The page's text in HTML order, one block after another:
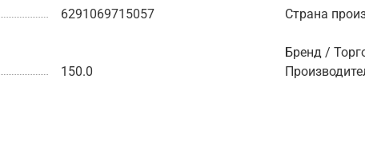
6291069715057 Страна
150.0
Бренд /